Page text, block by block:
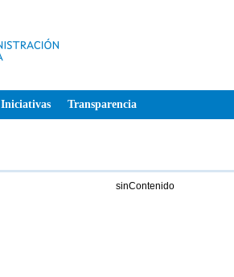
Iniciativas Transparencia
sinContenido